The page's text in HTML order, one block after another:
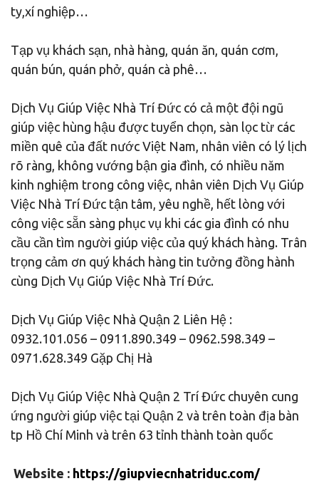
ty,xí nghiệp…
Tạp vụ khách sạn, nhà hàng, quán ăn, quán cơm,
quán bún, quán phở, quán cà phê…
Dịch Vụ Giúp Việc Nhà Trí Đức có cả một đội ngũ
giúp việc hùng hậu được tuyển chọn, sàn lọc từ các
miền quê của đất nước Việt Nam, nhân viên có lý lịch
rõ ràng, không vướng bận gia đình, có nhiều năm
kinh nghiệm trong công việc, nhân viên Dịch Vụ Giúp
Việc Nhà Trí Đức tận tâm, yêu nghề, hết lòng với
công việc sẵn sàng phục vụ khi các gia đình có nhu
cầu cần tìm người giúp việc của quý khách hàng. Trân
trọng cảm ơn quý khách hàng tin tưởng đồng hành
cùng Dịch Vụ Giúp Việc Nhà Trí Đức.
Dịch Vụ Giúp Việc Nhà Quận 2 Liên Hệ :
0932.101.056 – 0911.890.349 – 0962.598.349 –
0971.628.349 Gặp Chị Hà
Dịch Vụ Giúp Việc Nhà Quận 2 Trí Đức chuyên cung
ứng người giúp việc tại Quận 2 và trên toàn địa bàn
tp Hồ Chí Minh và trên 63 tỉnh thành toàn quốc
Website : https://giupviecnhatriduc.com/